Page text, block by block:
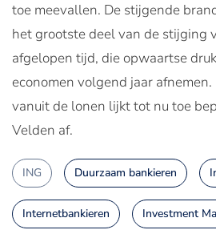
toe meevallen. De stijgende
het grootste deel van de stijging
afgelopen tijd, die opwaartse
economen volgend jaar
vanuit de lonen lijkt tot nu toe
Velden af.
ING Duurzaam bankieren
Internetbankieren Investment